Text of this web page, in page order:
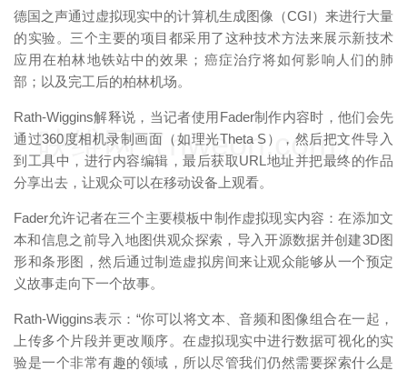
德国之声通过虚拟现实中的计算机生成图像（CGI）来进行大量
的实验。三个主要的项目都采用了这种技术方法来展示新技术
应用在柏林地铁站中的效果；癌症治疗将如何影响人们的肺
部；以及完工后的柏林机场。
Rath-Wiggins解释说，当记者使用Fader制作内容时，他们会先
通过360度相机录制画面（如理光Theta S），然后把文件导入
到工具中，进行内容编辑，最后获取URL地址并把最终的作品
分享出去，让观众可以在移动设备上观看。
Fader允许记者在三个主要模板中制作虚拟现实内容：在添加文
本和信息之前导入地图供观众探索，导入开源数据并创建3D图
形和条形图，然后通过制造虚拟房间来让观众能够从一个预定
义故事走向下一个故事。
Rath-Wiggins表示：“你可以将文本、音频和图像组合在一起，
上传多个片段并更改顺序。在虚拟现实中进行数据可视化的实
验是一个非常有趣的领域，所以尽管我们仍然需要探索什么是
映维网（nweon.com）